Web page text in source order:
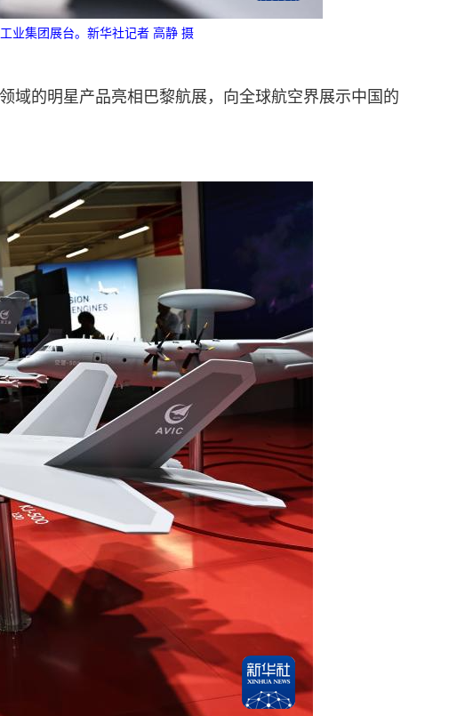
业集团展台。新华社记者 高静 摄
域的明星产品亮相巴黎航展，向全球航空界展示中国的